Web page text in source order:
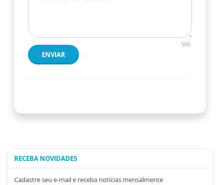
500
ENVIAR
RECEBA NOVIDADES
Cadastre seu e-mail e receba notícias mensalmente